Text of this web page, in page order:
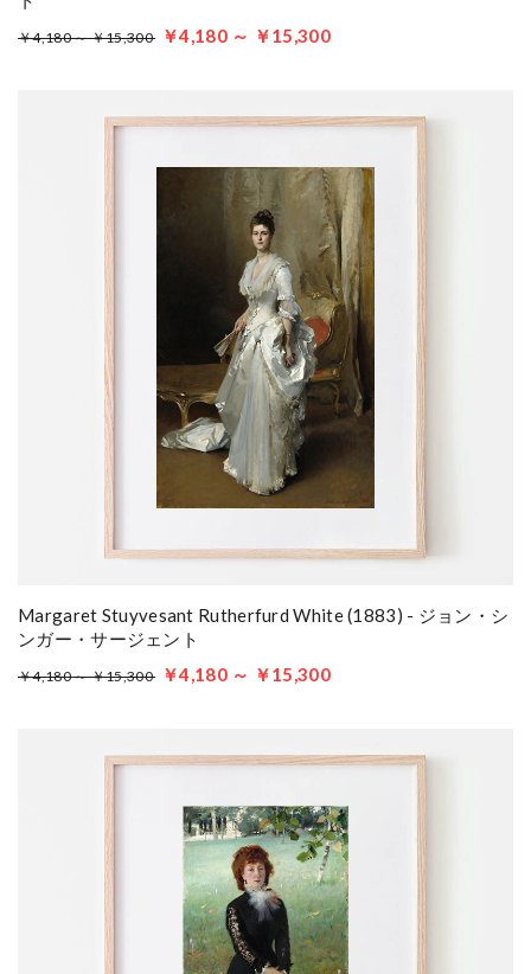
￥4,180 ～ ￥15,300 ￥4,180 ～ ￥15,300
Margaret Stuyvesant Rutherfurd White (1883) - ジョン・シ
ンガー・サージェント
￥4,180 ～ ￥15,300 ￥4,180 ～ ￥15,300